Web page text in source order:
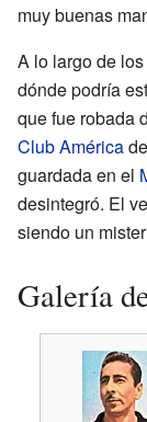
muy buenas
A lo largo de
dónde podría
que fue robada
Club América
guardada en el
desintegró. El
siendo un
Galería